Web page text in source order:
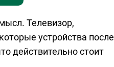
Телевизор,
устройства после
действительно стоит